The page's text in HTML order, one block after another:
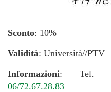
Sconto: 10%
Validità: Università//PTV
Informazioni: Tel.
06/72.67.28.83